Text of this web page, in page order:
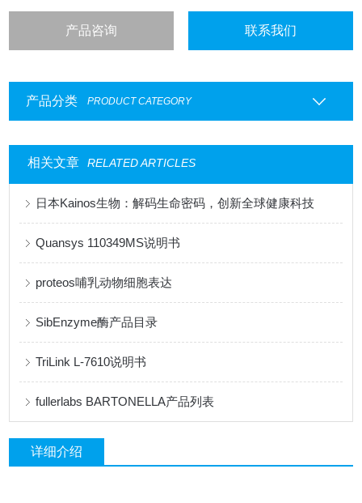
产品咨询 联系我们
产品分类 PRODUCT CATEGORY
相关文章 RELATED ARTICLES
日本Kainos生物：解码生命密码，创新全球健康科技
Quansys 110349MS说明书
proteos哺乳动物细胞表达
SibEnzyme酶产品目录
TriLink L-7610说明书
fullerlabs BARTONELLA产品列表
详细介绍